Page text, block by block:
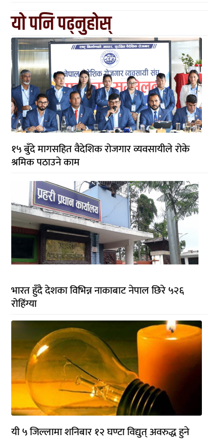
यो पनि पढ्नुहोस्
१५ बुँदे मागसहित वैदेशिक रोजगार व्यवसायीले रोके
श्रमिक पठाउने काम
भारत हुँदै देशका विभिन्न नाकाबाट नेपाल छिरे ५२६
रोहिंग्या
यी ५ जिल्लामा शनिबार १२ घण्टा विद्युत् अवरुद्ध हुने